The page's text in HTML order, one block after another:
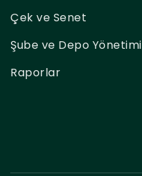
Çek ve Senet
Şube ve Depo Yönetimi
Raporlar